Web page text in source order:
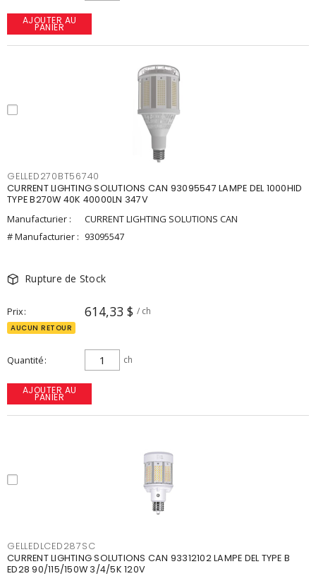
AJOUTER AU
PANIER
GELLED270BT56740
CURRENT LIGHTING SOLUTIONS CAN 93095547 LAMPE DEL 1000HID
TYPE B270W 40K 40000LN 347V
Manufacturier :
CURRENT LIGHTING SOLUTIONS CAN
# Manufacturier : 93095547
Rupture de Stock
Prix 614,33 $ / ch
AUCUN RETOUR
Quantité ch
AJOUTER AU
PANIER
GELLEDLCED287SC
CURRENT LIGHTING SOLUTIONS CAN 93312102 LAMPE DEL TYPE B
ED28 90/115/150W 3/4/5K 120V